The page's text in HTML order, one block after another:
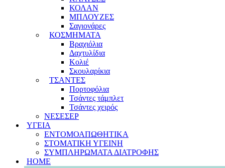
ΚΟΛΑΝ
ΜΠΛΟΥΖΕΣ
Σαγιονάρες
ΚΟΣΜΗΜΑΤΑ
Βραχιόλια
Δαχτυλίδια
Κολιέ
Σκουλαρίκια
ΤΣΑΝΤΕΣ
Πορτοφόλια
Τσάντες τάμπλετ
Τσάντες χειρός
ΝΕΣΕΣΕΡ
ΥΓΕΙΑ
ΕΝΤΟΜΟΑΠΩΘΗΤΙΚΑ
ΣΤΟΜΑΤΙΚΗ ΥΓΕΙΝΗ
ΣΥΜΠΛΗΡΩΜΑΤΑ ΔΙΑΤΡΟΦΗΣ
HOME